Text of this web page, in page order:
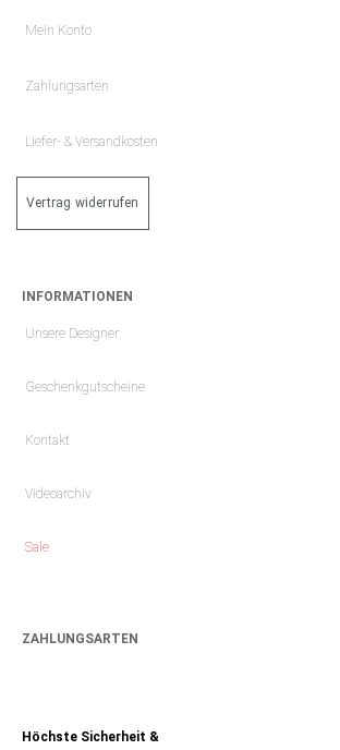
Mein Konto
Zahlungsarten
Liefer- & Versandkosten
Vertrag widerrufen
INFORMATIONEN
Unsere Designer
Geschenkgutscheine
Kontakt
Videoarchiv
Sale
ZAHLUNGSARTEN
Höchste Sicherheit &